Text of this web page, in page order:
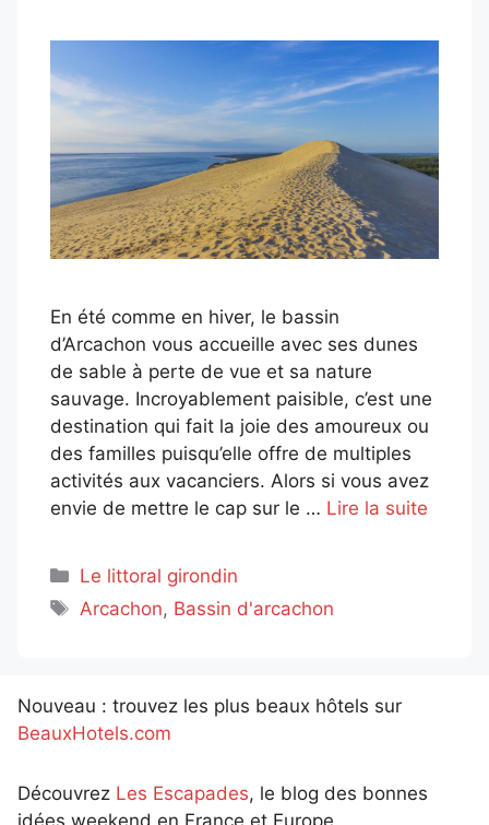
En été comme en hiver, le bassin
d’Arcachon vous accueille avec ses dunes
de sable à perte de vue et sa nature
sauvage. Incroyablement paisible, c’est une
destination qui fait la joie des amoureux ou
des familles puisqu’elle offre de multiples
activités aux vacanciers. Alors si vous avez
envie de mettre le cap sur le … Lire la suite
Catégories
Le littoral girondin
Étiquettes
Arcachon, Bassin d'arcachon
Nouveau : trouvez les plus beaux hôtels sur
BeauxHotels.com
Découvrez Les Escapades, le blog des bonnes